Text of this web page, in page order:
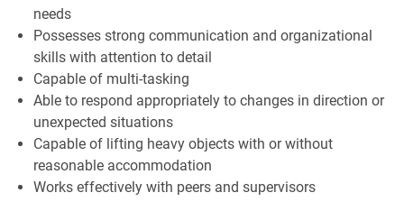
needs
Possesses strong communication and organizational
skills with attention to detail
Capable of multi-tasking
Able to respond appropriately to changes in direction or
unexpected situations
Capable of lifting heavy objects with or without
reasonable accommodation
Works effectively with peers and supervisors